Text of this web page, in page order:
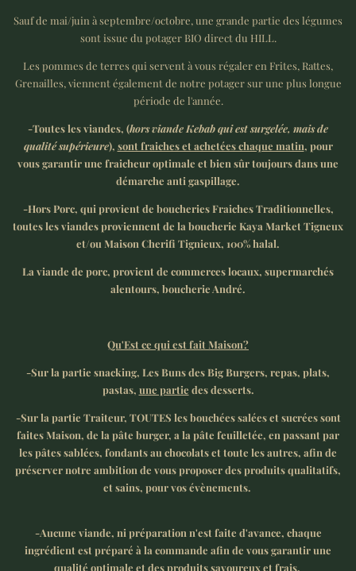
Sauf de mai/juin à septembre/octobre, une grande partie des légumes
sont issue du potager BIO direct du HILL.
Les pommes de terres qui servent à vous régaler en Frites, Rattes,
Grenailles, viennent également de notre potager sur une plus longue
période de l'année.
-Toutes les viandes, (hors viande Kebab qui est surgelée, mais de
qualité supérieure), sont fraiches et achetées chaque matin, pour
vous garantir une fraicheur optimale et bien sûr toujours dans une
démarche anti gaspillage.
-Hors Porc, qui provient de boucheries Fraiches Traditionnelles,
toutes les viandes proviennent de la boucherie Kaya Market Tigneux
et/ou Maison Cherifi Tignieux, 100% halal.
La viande de porc, provient de commerces locaux, supermarchés
alentours, boucherie André.
Qu'Est ce qui est fait Maison?
-Sur la partie snacking, Les Buns des Big Burgers, repas, plats,
pastas, une partie des desserts.
-Sur la partie Traiteur, TOUTES les bouchées salées et sucrées sont
faites Maison, de la pâte burger, a la pâte feuilletée, en passant par
les pâtes sablées, fondants au chocolats et toute les autres, afin de
préserver notre ambition de vous proposer des produits qualitatifs,
et sains, pour vos évènements.
-Aucune viande, ni préparation n'est faite d'avance, chaque
ingrédient est préparé à la commande afin de vous garantir une
qualité optimale et des produits savoureux et frais.